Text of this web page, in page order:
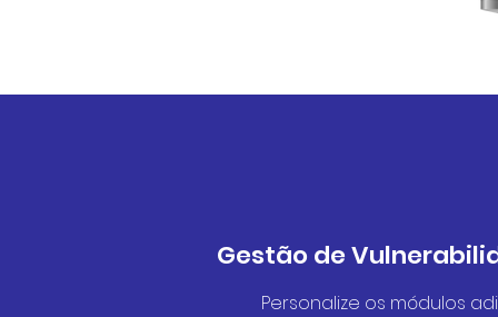
Gestão de
Personalize os módulos